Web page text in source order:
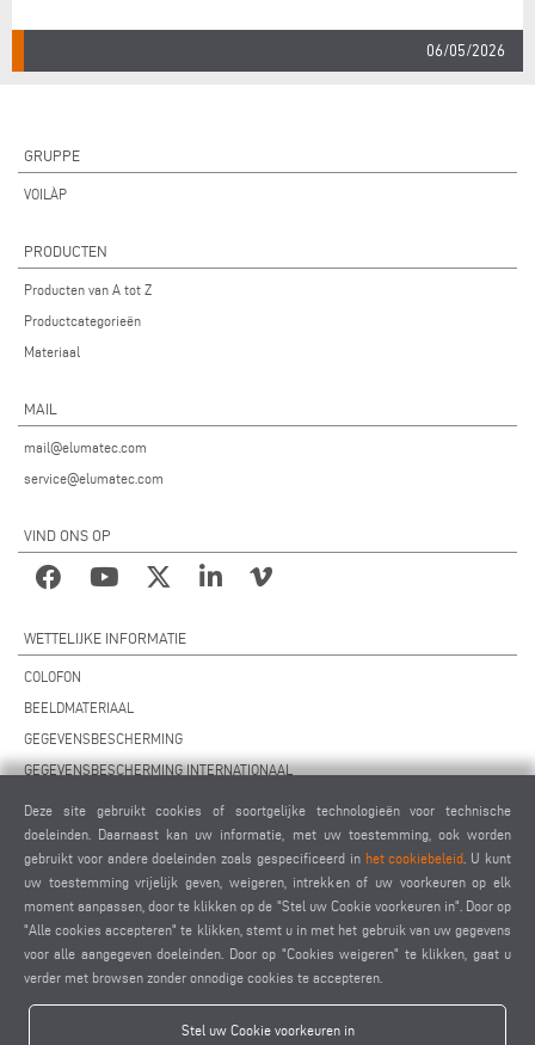
06/05/2026
GRUPPE
VOILÀP
PRODUCTEN
Producten van A tot Z
Productcategorieën
Materiaal
MAIL
mail@elumatec.com
service@elumatec.com
VIND ONS OP
WETTELIJKE INFORMATIE
COLOFON
BEELDMATERIAAL
GEGEVENSBESCHERMING
GEGEVENSBESCHERMING INTERNATIONAAL
OVEREENKOMST VOOR ONDERHOUD OP AFSTAND
COOKIES INSTELLINGEN
GEDRAGSCODE VOOR LEVERANCIERS
Deze site gebruikt cookies of soortgelijke technologieën voor technische
doeleinden. Daarnaast kan uw informatie, met uw toestemming, ook worden
gebruikt voor andere doeleinden zoals gespecificeerd in het cookiebeleid . U kunt
uw toestemming vrijelijk geven, weigeren, intrekken of uw voorkeuren op elk
moment aanpassen, door te klikken op de "Stel uw Cookie voorkeuren in". Door op
"Alle cookies accepteren" te klikken, stemt u in met het gebruik van uw gegevens
voor alle aangegeven doeleinden. Door op "Cookies weigeren" te klikken, gaat u
verder met browsen zonder onnodige cookies te accepteren.
Stel uw Cookie voorkeuren in